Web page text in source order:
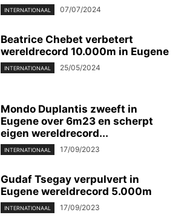
INTERNATIONAAL 07/07/2024
Beatrice Chebet verbetert
wereldrecord 10.000m in Eugene
INTERNATIONAAL 25/05/2024
Mondo Duplantis zweeft in
Eugene over 6m23 en scherpt
eigen wereldrecord...
INTERNATIONAAL 17/09/2023
Gudaf Tsegay verpulvert in
Eugene wereldrecord 5.000m
INTERNATIONAAL 17/09/2023